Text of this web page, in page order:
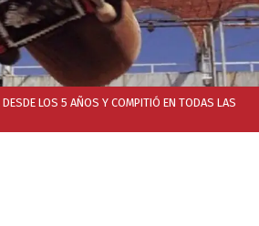
LOS 5 AÑOS Y COMPITIÓ EN TODAS LAS